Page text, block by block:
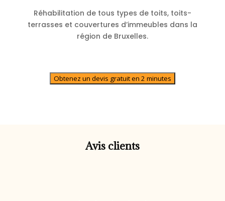
Réhabilitation de tous types de toits, toits-
terrasses et couvertures d’immeubles dans la
région de Bruxelles.
Obtenez un devis gratuit en 2 minutes
Avis clients